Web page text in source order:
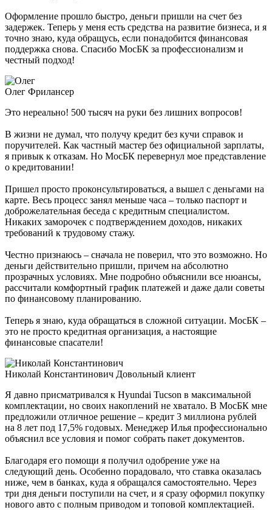
Оформление прошло быстро, деньги пришли на счет без
задержек. Теперь у меня есть средства на развитие бизнеса, и я
точно знаю, куда обращусь, если понадобится финансовая
поддержка снова. Спасибо МосБК за профессионализм и
честный подход!
Олег Фрилансер
Это нереально! 500 тысяч на руки без лишних вопросов!
В жизни не думал, что получу кредит без кучи справок и
поручителей. Как частный мастер без официальной зарплаты,
я привык к отказам. Но МосБК перевернул мое представление
о кредитовании!
Пришел просто проконсультироваться, а вышел с деньгами на
карте. Весь процесс занял меньше часа – только паспорт и
доброжелательная беседа с кредитным специалистом.
Никаких заморочек с подтверждением доходов, никаких
требований к трудовому стажу.
Честно признаюсь – сначала не поверил, что это возможно. Но
деньги действительно пришли, причем на абсолютно
прозрачных условиях. Мне подробно объяснили все нюансы,
рассчитали комфортный график платежей и даже дали советы
по финансовому планированию.
Теперь я знаю, куда обращаться в сложной ситуации. МосБК –
это не просто кредитная организация, а настоящие
финансовые спасатели!
Николай Константинович Довольный клиент
Я давно присматривался к Hyundai Tucson в максимальной
комплектации, но своих накоплений не хватало. В МосБК мне
предложили отличное решение – кредит 3 миллиона рублей
на 8 лет под 17,5% годовых. Менеджер Илья профессионально
объяснил все условия и помог собрать пакет документов.
Благодаря его помощи я получил одобрение уже на
следующий день. Особенно порадовало, что ставка оказалась
ниже, чем в банках, куда я обращался самостоятельно. Через
три дня деньги поступили на счет, и я сразу оформил покупку
нового авто с полным приводом и топовой комплектацией.